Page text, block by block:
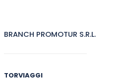
BRANCH PROMOTUR S.R.L.
TORVIAGGI